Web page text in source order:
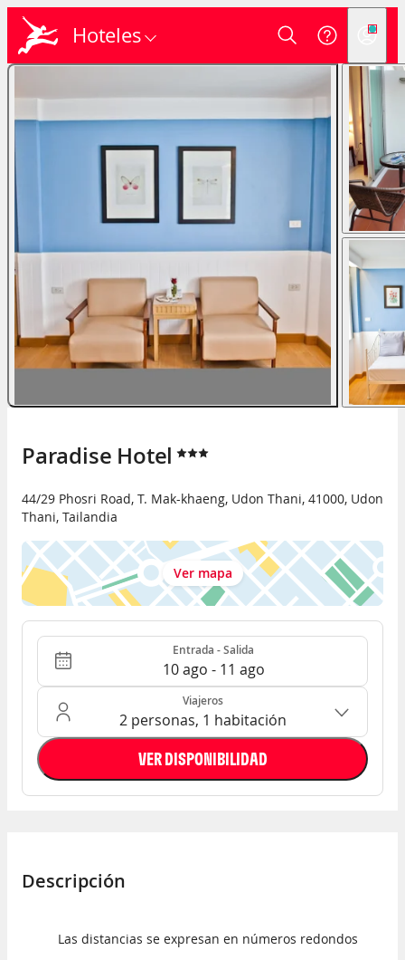
Hoteles
Paradise Hotel
44/29 Phosri Road, T. Mak-khaeng, Udon Thani, 41000, Udon
Thani, Tailandia
Ver mapa
Entrada - Salida Entrada - Salida
10 ago - 11 ago
Ocupación: 2 personas, 1 habitación
Viajeros
2 personas, 1 habitación
VER DISPONIBILIDAD
Descripción
Las distancias se expresan en números redondos